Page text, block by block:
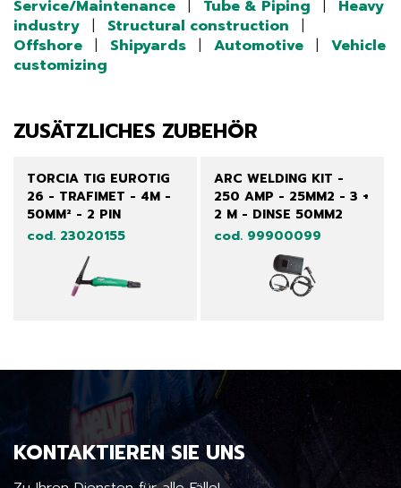
Service/Maintenance Tube & Piping
Heavy
industry | Structural construction
|
Offshore | Shipyards | Automotive |
Vehicle
customizing
ZUSÄTZLICHES ZUBEHÖR
TORCIA TIG EUROTIG
26 - TRAFIMET - 4M -
50MM² - 2 PIN
cod. 23020155
ARC WELDING KIT -
250 AMP - 25MM2 - 3 +
2 M - DINSE 50MM2
cod. 99900099
KONTAKTIEREN SIE UNS